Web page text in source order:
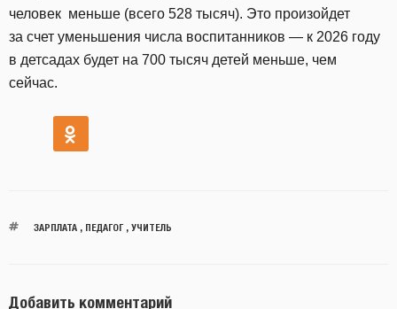
человек меньше (всего 528 тысяч). Это произойдет
за счет уменьшения числа воспитанников — к 2026 году
в детсадах будет на 700 тысяч детей меньше, чем
сейчас.
ЗАРПЛАТА, ПЕДАГОГ, УЧИТЕЛЬ
Добавить комментарий